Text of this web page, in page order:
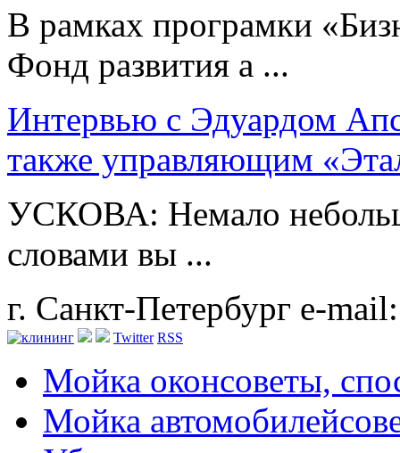
В рамках програмки
Фонд развития а ...
Интервью с Эдуардом
также управляющим
УСКОВА: Немало
словами вы ...
г. Санкт-Петербург e-
Twitter RSS
Мойка оконсоветы,
Мойка автомобилей